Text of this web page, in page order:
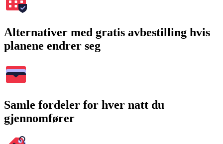
Alternativer med gratis avbestilling hvis
planene endrer seg
Samle fordeler for hver natt du
gjennomfører